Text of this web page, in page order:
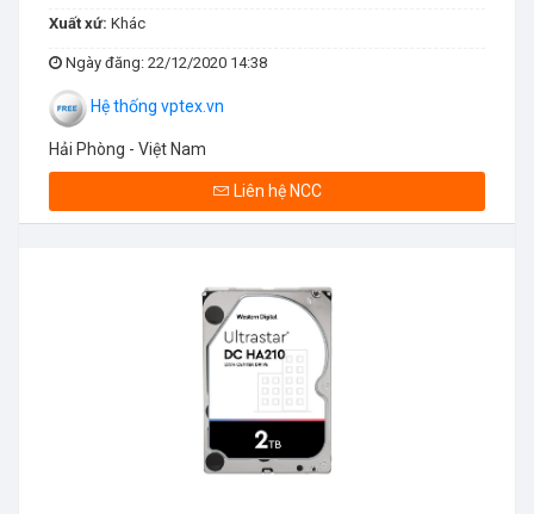
Xuất xứ: Khác
Ngày đăng: 22/12/2020 14:38
Hệ thống vptex.vn
Hải Phòng - Việt Nam
Liên hệ NCC